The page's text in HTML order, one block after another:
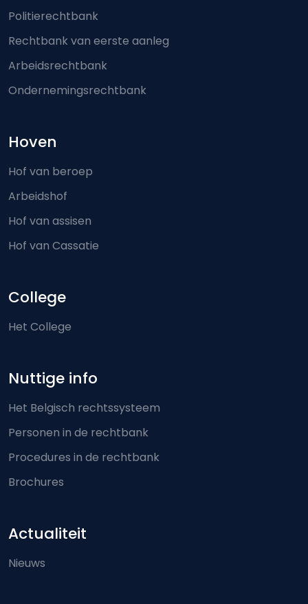
Politierechtbank
Rechtbank van eerste aanleg
Arbeidsrechtbank
Ondernemingsrechtbank
Hoven
Hof van beroep
Arbeidshof
Hof van assisen
Hof van Cassatie
College
Het College
Nuttige info
Het Belgisch rechtssysteem
Personen in de rechtbank
Procedures in de rechtbank
Brochures
Actualiteit
Nieuws